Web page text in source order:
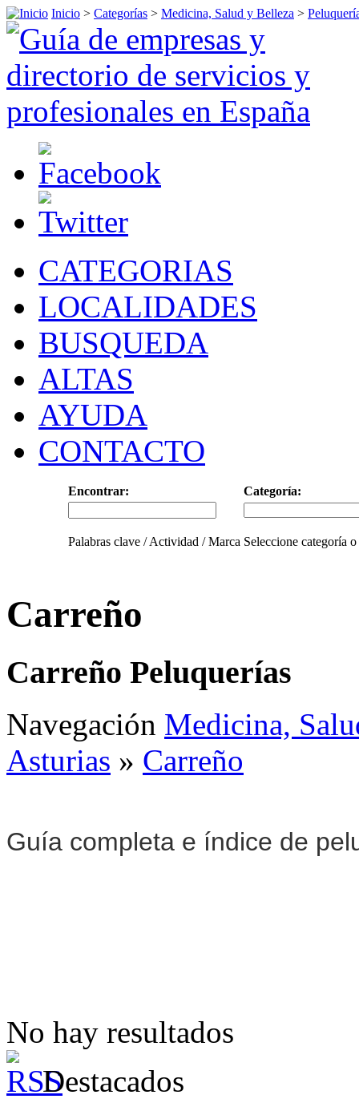
Inicio > Categorías > Medicina, Salud y Belleza >
CATEGORIAS
LOCALIDADES
BUSQUEDA
ALTAS
AYUDA
CONTACTO
Encontrar: Categoría:
Palabras clave / Actividad / Marca Seleccione categoría
Carreño
Carreño Peluquerías
Navegación Medicina,
Asturias » Carreño
Guía completa e índice de
No hay resultados
Destacados